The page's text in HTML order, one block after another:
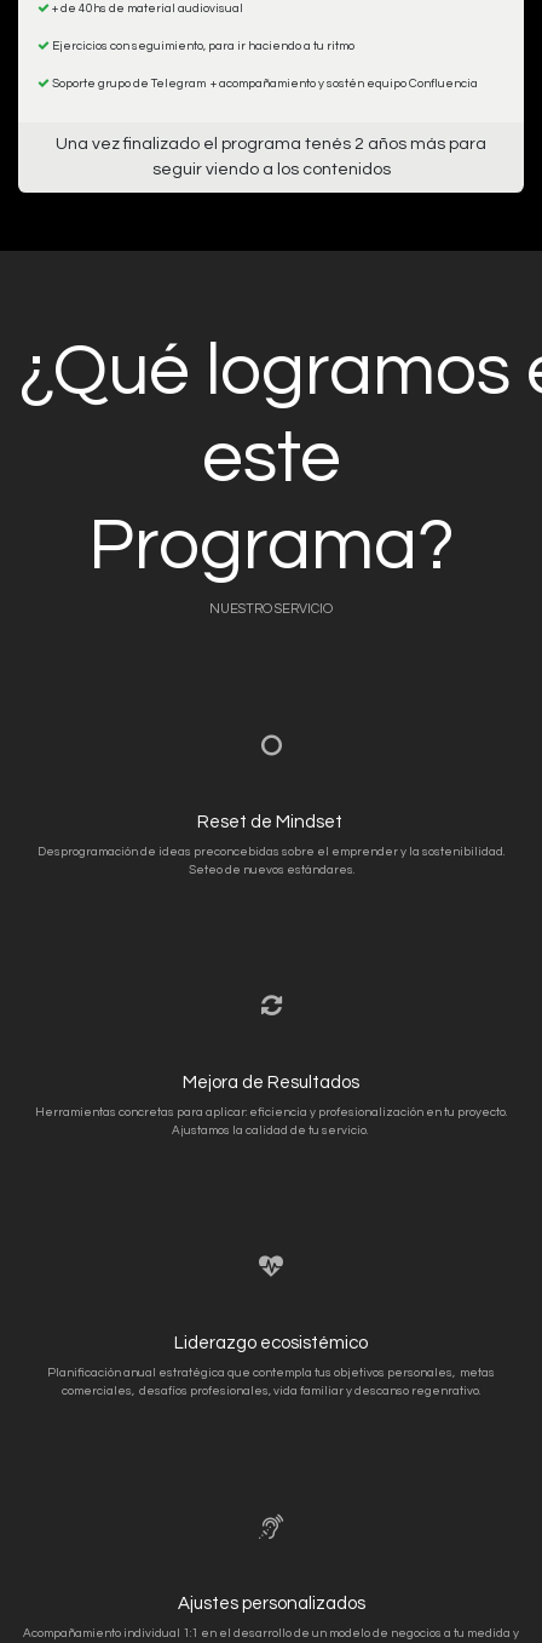
+ de 40hs de material audiovisual
Ejercicios con seguimiento, para ir haciendo a tu ritmo
Soporte grupo de Telegram + acompañamiento y sostén equipo Confluencia
Una vez finalizado el programa tenés 2 años más para
seguir viendo a los contenidos
¿Qué logramos
este
Programa?
NUESTRO SERVICIO
Reset de Mindset
Desprogramación de ideas preconcebidas sobre el emprender y la sostenibilidad.
Seteo de nuevos estándares.
Mejora de Resultados
Herramientas concretas para aplicar: eficiencia y profesionalización en tu proyecto.
Ajustamos la calidad de tu servicio.
Liderazgo ecosistémico
Planificación anual estratégica que contempla tus objetivos personales, metas
comerciales, desafíos profesionales, vida familiar y descanso regenrativo.
Ajustes personalizados
Acompañamiento individual 1:1 en el desarrollo de un modelo de negocios a tu medida y